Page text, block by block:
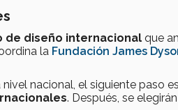
de diseño internacional que
la Fundación James
nacional, el siguiente paso
. Después, se